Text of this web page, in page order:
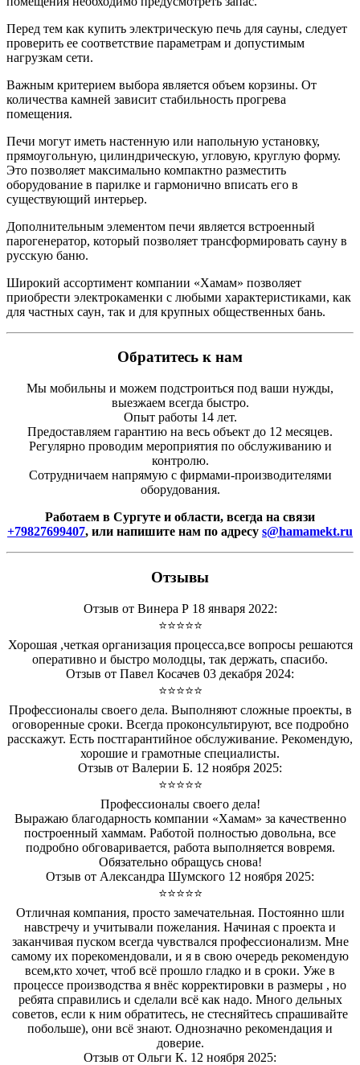
Перед тем как купить электрическую печь для сауны, следует
проверить ее соответствие параметрам и допустимым
нагрузкам сети.
Важным критерием выбора является объем корзины. От
количества камней зависит стабильность прогрева
помещения.
Печи могут иметь настенную или напольную установку,
прямоугольную, цилиндрическую, угловую, круглую форму.
Это позволяет максимально компактно разместить
оборудование в парилке и гармонично вписать его в
существующий интерьер.
Дополнительным элементом печи является встроенный
парогенератор, который позволяет трансформировать сауну в
русскую баню.
Широкий ассортимент компании «Хамам» позволяет
приобрести электрокаменки с любыми характеристиками, как
для частных саун, так и для крупных общественных бань.
Обратитесь к нам
Мы мобильны и можем подстроиться под ваши нужды,
выезжаем всегда быстро.
Опыт работы 14 лет.
Предоставляем гарантию на весь объект до 12 месяцев.
Регулярно проводим мероприятия по обслуживанию и
контролю.
Сотрудничаем напрямую с фирмами-производителями
оборудования.
Работаем в Сургуте и области, всегда на связи
+79827699407, или напишите нам по адресу s@hamamekt.ru
Отзывы
Отзыв от Винера Р 18 января 2022:
⭐⭐⭐⭐⭐
Хорошая ,четкая организация процесса,все вопросы решаются
оперативно и быстро молодцы, так держать, спасибо.
Отзыв от Павел Косачев 03 декабря 2024:
⭐⭐⭐⭐⭐
Профессионалы своего дела. Выполняют сложные проекты, в
оговоренные сроки. Всегда проконсультируют, все подробно
расскажут. Есть постгарантийное обслуживание. Рекомендую,
хорошие и грамотные специалисты.
Отзыв от Валерии Б. 12 ноября 2025:
⭐⭐⭐⭐⭐
Профессионалы своего дела!
Выражаю благодарность компании «Хамам» за качественно
построенный хаммам. Работой полностью довольна, все
подробно обговаривается, работа выполняется вовремя.
Обязательно обращусь снова!
Отзыв от Александра Шумского 12 ноября 2025:
⭐⭐⭐⭐⭐
Отличная компания, просто замечательная. Постоянно шли
навстречу и учитывали пожелания. Начиная с проекта и
заканчивая пуском всегда чувствался профессионализм. Мне
самому их порекомендовали, и я в свою очередь рекомендую
всем,кто хочет, чтоб всё прошло гладко и в сроки. Уже в
процессе производства я внёс корректировки в размеры , но
ребята справились и сделали всё как надо. Много дельных
советов, если к ним обратитесь, не стесняйтесь спрашивайте
побольше), они всё знают. Однозначно рекомендация и
доверие.
Отзыв от Ольги К. 12 ноября 2025: